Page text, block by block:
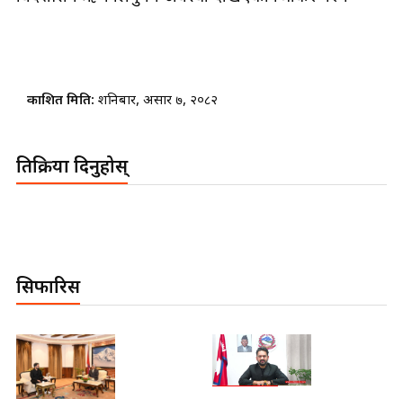
प्रकाशित मिति: शनिबार, असार ७, २०८२
प्रतिक्रिया दिनुहोस्
सिफारिस